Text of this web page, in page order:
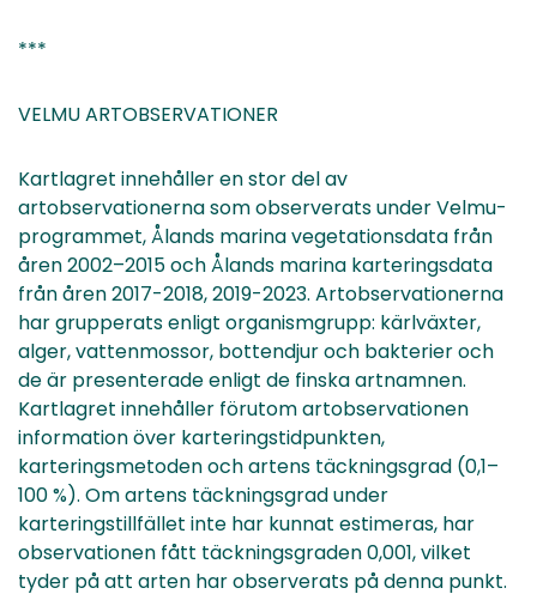
***
VELMU ARTOBSERVATIONER
Kartlagret innehåller en stor del av
artobservationerna som observerats under Velmu-
programmet, Ålands marina vegetationsdata från
åren 2002–2015 och Ålands marina karteringsdata
från åren 2017-2018, 2019-2023. Artobservationerna
har grupperats enligt organismgrupp: kärlväxter,
alger, vattenmossor, bottendjur och bakterier och
de är presenterade enligt de finska artnamnen.
Kartlagret innehåller förutom artobservationen
information över karteringstidpunkten,
karteringsmetoden och artens täckningsgrad (0,1–
100 %). Om artens täckningsgrad under
karteringstillfället inte har kunnat estimeras, har
observationen fått täckningsgraden 0,001, vilket
tyder på att arten har observerats på denna punkt.